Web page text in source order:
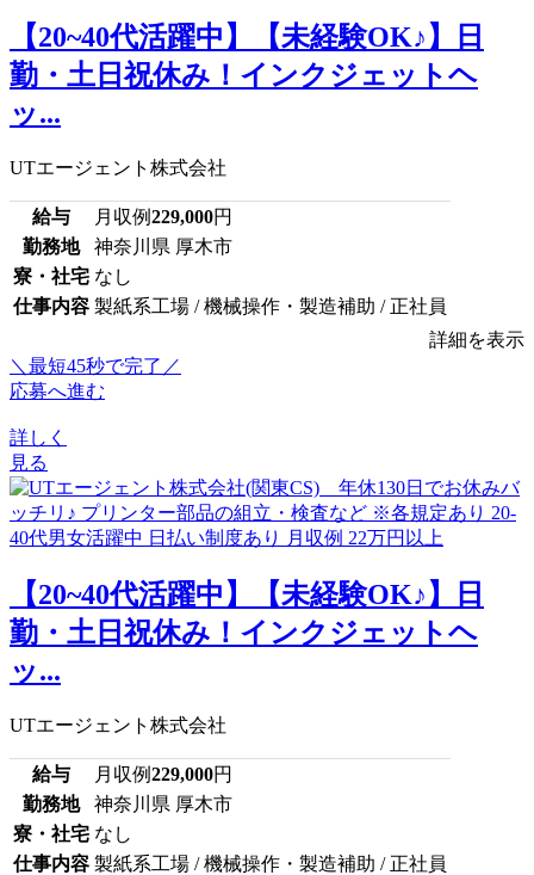
【20~40代活躍中】【未経験OK♪】日
勤・土日祝休み！インクジェットヘ
ッ...
UTエージェント株式会社
給与 月収例229,000円
勤務地
神奈川県 厚木市
寮・社宅 なし
仕事内容 製紙系工場 / 機械操作・製造補助 / 正社員
詳細を表示
＼最短45秒で完了／
応募へ進む
詳しく
見る
【20~40代活躍中】【未経験OK♪】日
勤・土日祝休み！インクジェットヘ
ッ...
UTエージェント株式会社
給与 月収例229,000円
勤務地
神奈川県 厚木市
寮・社宅 なし
仕事内容 製紙系工場 / 機械操作・製造補助 / 正社員